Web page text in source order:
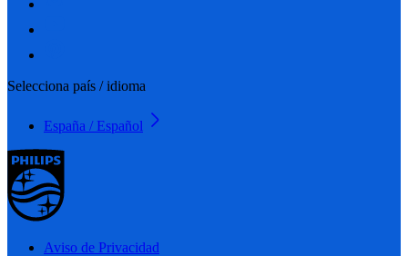
Selecciona país / idioma
España / Español
Aviso de Privacidad